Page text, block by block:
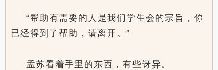
“帮助有需要的人是我们学生会的宗旨，你
已经得到了帮助，请离开。”
孟苏看着手里的东西，有些讶异。